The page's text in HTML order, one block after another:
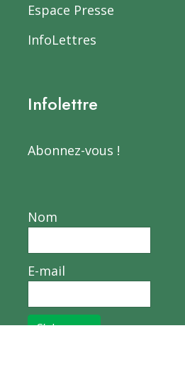
Espace Presse
InfoLettres
Infolettre
Abonnez-vous !
Nom
E-mail
S’abonner